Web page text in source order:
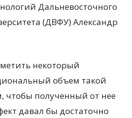
Дальневосточного
(ДВФУ) Александр
некоторый
объем такой
чтобы полученный от нее
давал бы достаточно